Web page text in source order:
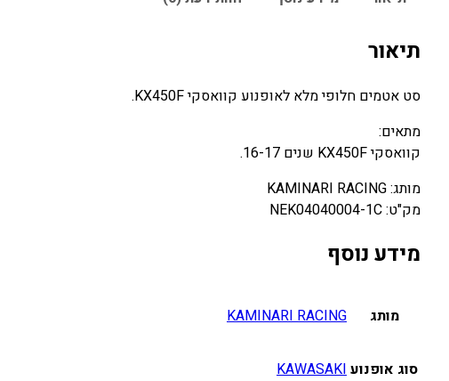
תיאור
סט אטמים חלופי מלא לאופנוע קוואסקי KX450F.
מתאים:
קוואסקי KX450F שנים 16-17.
מותג: KAMINARI RACING
מק"ט: NEK04040004-1C
מידע נוסף
מותג KAMINARI RACING
סוג אופנוע KAWASAKI